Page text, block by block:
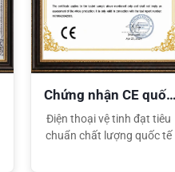
Chứng nhận CE quốc
tế
Điện thoại vệ tinh đạt tiêu
chuẩn chất lượng quốc tế